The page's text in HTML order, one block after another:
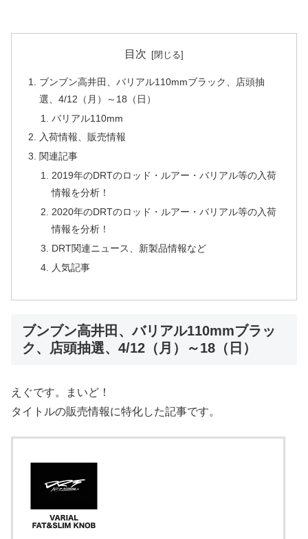
目次
ブンブン高井田、バリアル110mmブラック、店頭抽
選、4/12（月）～18（日）
バリアル110mm
入荷情報、販売情報
関連記事
2019年のDRTのロッド・ルアー・バリアル等の入荷
情報を分析！
2020年のDRTのロッド・ルアー・バリアル等の入荷
情報を分析！
DRT関連ニュース、新製品情報など
人気記事
ブンブン高井田、バリアル110mmブラッ
ク、店頭抽選、4/12（月）～18（日）
えぐです。まいど！
タイトルの販売情報に特化した記事です。